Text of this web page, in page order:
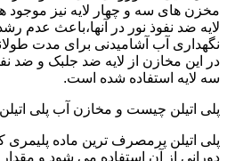
مخزن های سه و چهار لایه نیز موجود
لایه ضد نفوذ نور در آنها،باعث عدم
نگهداری آب آشامیدنی برای مدت
در این مخازن از لایه ضد جلبک و ضد
سه لایه استفاده شده است.
پلی اتیلن چیست و مخازن آب پلی
پلی اتیلن پرمصرف ترین ماده